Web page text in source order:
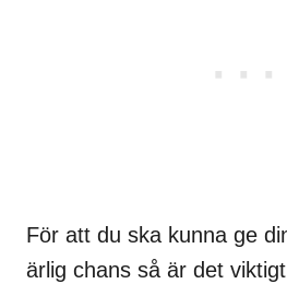
För att du ska kunna ge
ärlig chans så är det